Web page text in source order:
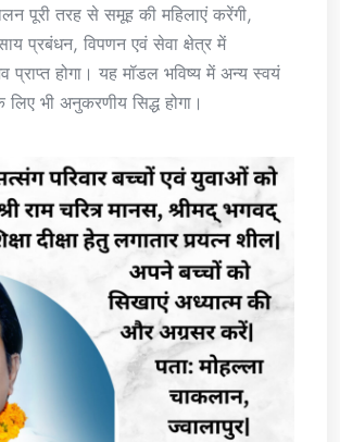
पूरी तरह से समूह की महिलाएं करेंगी,
प्रबंधन, विपणन एवं सेवा क्षेत्र में
प्राप्त होगा। यह मॉडल भविष्य में अन्य स्वयं
भी अनुकरणीय सिद्ध होगा।